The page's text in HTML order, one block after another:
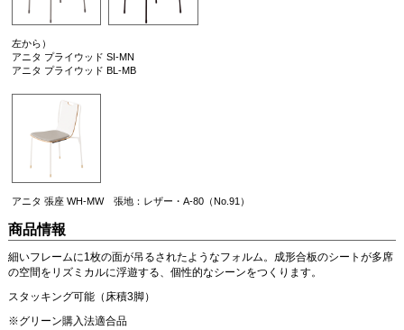
左から）
アニタ プライウッド SI-MN
アニタ プライウッド BL-MB
アニタ 張座 WH-MW 張地：レザー・A-80（No.91）
商品情報
細いフレームに1枚の面が吊るされたようなフォルム。成形合板のシートが多席
の空間をリズミカルに浮遊する、個性的なシーンをつくります。
スタッキング可能（床積3脚）
※グリーン購入法適合品